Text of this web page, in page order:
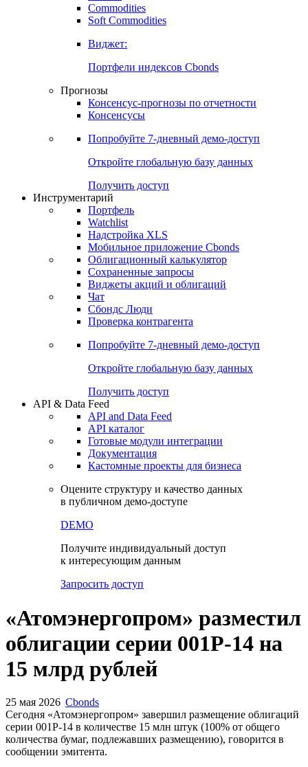
Commodities
Золото
Бензин
Soft Commodities
Виджет:
Портфели индексов Cbonds
Прогнозы
Консенсусы
Попробуйте7-дневный
Откройте глобальную базу данных
Получить доступ
Инструментарий
Портфель
Watchlist
Надстройка XLS
Мобильное приложение Cbonds
Облигационный калькулятор
Сохраненные запросы
Чат
Проверка контрагента
Попробуйте7-дневный
Откройте глобальную базу данных
Получить доступ
API & Data Feed
API and Data Feed
Готовые модули интеграции
Документация
в публичном демо-доступе
Запросить доступ
«Атомэнергопром» разместил
15 млрд рублей
25 мая 2026 Cbonds